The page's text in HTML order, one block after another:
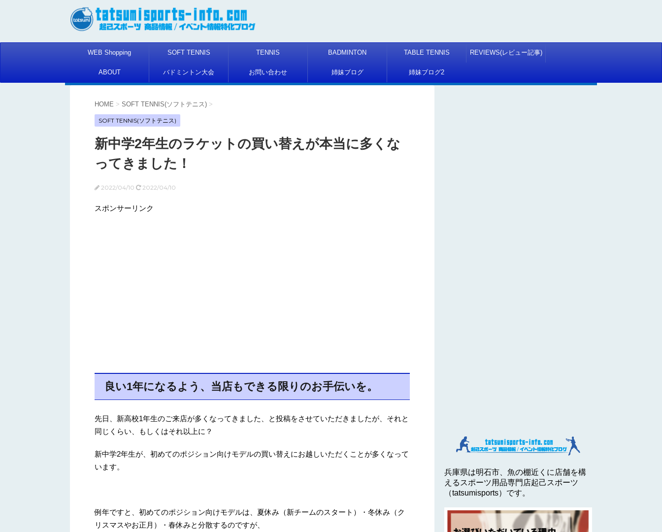
WEB Shopping SOFT TENNIS TENNIS BADMINTON TABLE TENNIS REVIEWS(レビュー記事)
ABOUT バドミントン大会 お問い合わせ 姉妹ブログ 姉妹ブログ2
HOME > SOFT TENNIS(ソフトテニス) >
SOFT TENNIS(ソフトテニス)
新中学2年生のラケットの買い替えが本当に多くな
ってきました！
2022/04/10 2022/04/10
スポンサーリンク
良い1年になるよう、当店もできる限りのお手伝いを。
先日、新高校1年生のご来店が多くなってきました、と投稿をさせていただきましたが、それと
同じくらい、もしくはそれ以上に？
新中学2年生が、初めてのポジション向けモデルの買い替えにお越しいただくことが多くなって
います。
例年ですと、初めてのポジション向けモデルは、夏休み（新チームのスタート）・冬休み（ク
リスマスやお正月）・春休みと分散するのですが、
兵庫県は明石市、魚の棚近くに店舗を構
えるスポーツ用品専門店起己スポーツ
（tatsumisports）です。